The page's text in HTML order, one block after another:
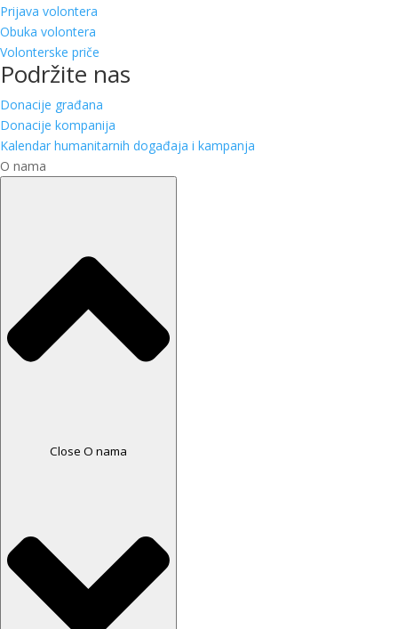
Prijava volontera
Obuka volontera
Volonterske priče
Podržite nas
Donacije građana
Donacije kompanija
Kalendar humanitarnih događaja i kampanja
O nama
Close O nama